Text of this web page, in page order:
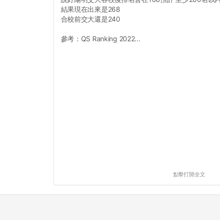
結果現在出來是268
合校前交大還是240
參考：QS Ranking 2022...
點擊打開全文